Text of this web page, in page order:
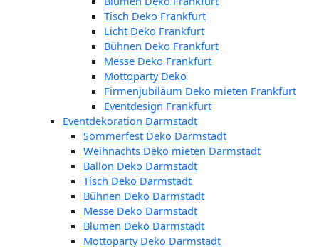
Tisch Deko Frankfurt
Licht Deko Frankfurt
Bühnen Deko Frankfurt
Messe Deko Frankfurt
Mottoparty Deko
Firmenjubiläum Deko mieten Frankfurt
Eventdesign Frankfurt
Eventdekoration Darmstadt
Sommerfest Deko Darmstadt
Weihnachts Deko mieten Darmstadt
Ballon Deko Darmstadt
Tisch Deko Darmstadt
Bühnen Deko Darmstadt
Messe Deko Darmstadt
Blumen Deko Darmstadt
Mottoparty Deko Darmstadt